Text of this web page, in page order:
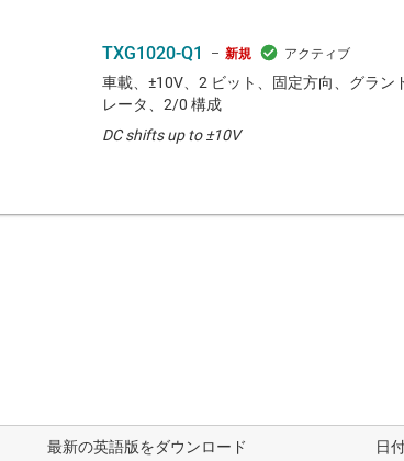
新規
TXG1020-Q1
車載、±10V、2 ビット、固定方向、グラン
レータ、2/0 構成
DC shifts up to ±10V